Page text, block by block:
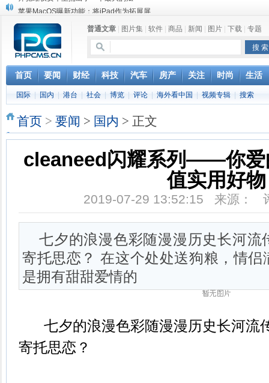
苹果MacOS曝新功能：将iPad作为拓展屏
苹果与高通和解 英特尔失去重要移动客户
小米高管：虽然高通与苹果和解，但5G iPhone最快明年下半年发布
iOS 13加入黑暗模式 多功能加持6月份见
高通与苹果达成和解，双方达成6年许可协议
巴黎圣母院大火肆虐，人类文明的一场浩劫
奔驰维权女车主捅出了一个最大的瓜
普通文章 图片集 软件 商品 新闻 图片 下载 专题
首页 要闻 财经 科技 汽车 房产 关注 时尚 生活
国际 国内 港台 社会 博览 评论 海外看中国 视频专辑 搜索
首页 > 要闻 > 国内 > 正文
cleaneed闪耀系列——你爱
值实用好物
2019-07-29 13:52:15 来源：
七夕的浪漫色彩随漫漫历史长河流
寄托思恋？ 在这个处处送狗粮，情侣
是拥有甜甜爱情的
七夕的浪漫色彩随漫漫历史长河流
寄托思恋？